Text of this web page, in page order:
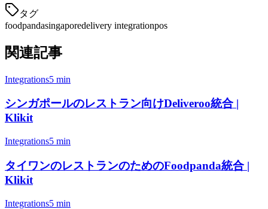
タグ
foodpandasingaporedelivery integrationpos
関連記事
Integrations5 min
シンガポールのレストラン向けDeliveroo統合 |
Klikit
Integrations5 min
タイワンのレストランのためのFoodpanda統合 |
Klikit
Integrations5 min